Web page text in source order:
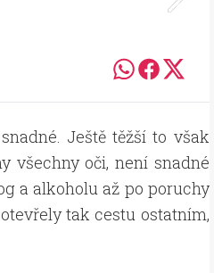
Ještě těžší to však
všechny oči, není snadné
a alkoholu až po poruchy
tak cestu ostatním,